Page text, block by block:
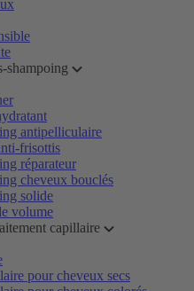
shampoing
antipelliculaire
frisottis
réparateur
cheveux bouclés
solide
volume
capillaire
pour cheveux secs